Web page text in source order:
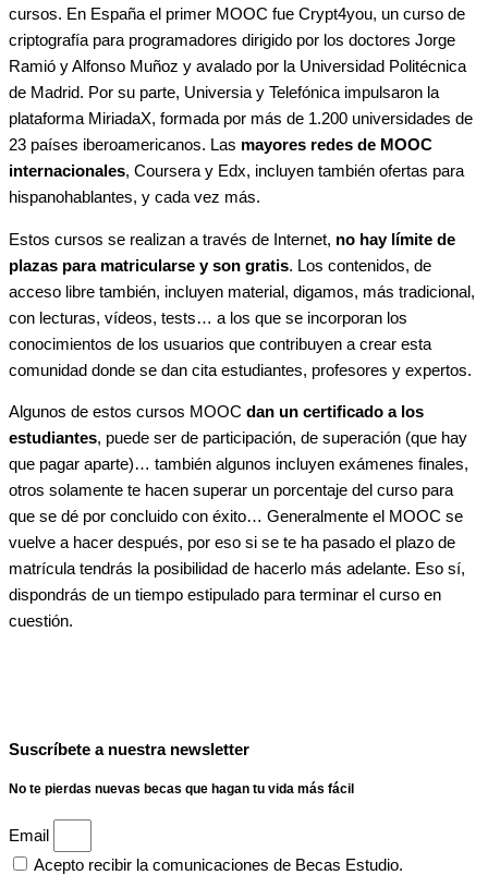
cursos. En España el primer MOOC fue Crypt4you, un curso de
criptografía para programadores dirigido por los doctores Jorge
Ramió y Alfonso Muñoz y avalado por la Universidad Politécnica
de Madrid. Por su parte, Universia y Telefónica impulsaron la
plataforma MiriadaX, formada por más de 1.200 universidades de
23 países iberoamericanos. Las mayores redes de MOOC
internacionales, Coursera y Edx, incluyen también ofertas para
hispanohablantes, y cada vez más.
Estos cursos se realizan a través de Internet, no hay límite de
plazas para matricularse y son gratis. Los contenidos, de
acceso libre también, incluyen material, digamos, más tradicional,
con lecturas, vídeos, tests… a los que se incorporan los
conocimientos de los usuarios que contribuyen a crear esta
comunidad donde se dan cita estudiantes, profesores y expertos.
Algunos de estos cursos MOOC dan un certificado a los
estudiantes, puede ser de participación, de superación (que hay
que pagar aparte)… también algunos incluyen exámenes finales,
otros solamente te hacen superar un porcentaje del curso para
que se dé por concluido con éxito… Generalmente el MOOC se
vuelve a hacer después, por eso si se te ha pasado el plazo de
matrícula tendrás la posibilidad de hacerlo más adelante. Eso sí,
dispondrás de un tiempo estipulado para terminar el curso en
cuestión.
Suscríbete a nuestra newsletter
No te pierdas nuevas becas que hagan tu vida más fácil
Email
Acepto recibir la comunicaciones de Becas Estudio.